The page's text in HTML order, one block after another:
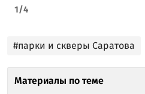
1/4
#парки и скверы Саратова
Материалы по теме